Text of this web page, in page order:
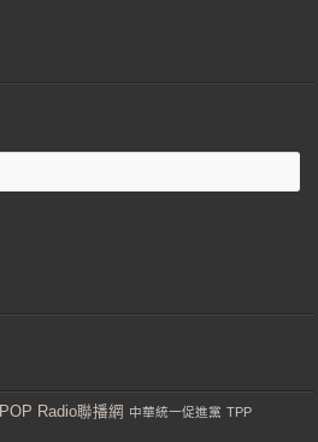
POP Radio聯播網 中華統一促進黨 TPP